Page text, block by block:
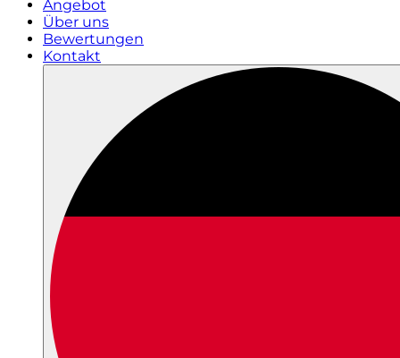
Angebot
Über uns
Bewertungen
Kontakt